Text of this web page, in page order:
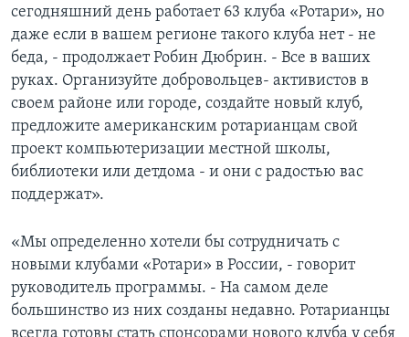
сегодняшний день работает 63 клуба «Ротари», но
даже если в вашем регионе такого клуба нет - не
беда, - продолжает Робин Дюбрин. - Все в ваших
руках. Организуйте добровольцев- активистов в
своем районе или городе, создайте новый клуб,
предложите американским ротарианцам свой
проект компьютеризации местной школы,
библиотеки или детдома - и они с радостью вас
поддержат».
«Мы определенно хотели бы сотрудничать с
новыми клубами «Ротари» в России, - говорит
руководитель программы. - На самом деле
большинство из них созданы недавно. Ротарианцы